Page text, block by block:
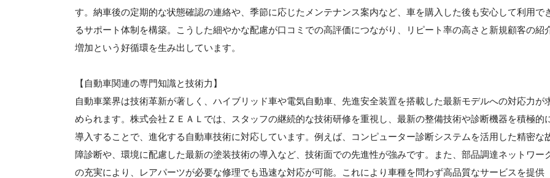
す。納車後の定期的な状態確認の連絡や、季節に応じたメンテナンス案内など、車を購入した後も安心して利用で
るサポート体制を構築。こうした細やかな配慮が口コミでの高評価につながり、リピート率の高さと新規顧客の紹
増加という好循環を生み出しています。
【自動車関連の専門知識と技術力】
自動車業界は技術革新が著しく、ハイブリッド車や電気自動車、先進安全装置を搭載した最新モデルへの対応力が
められます。株式会社ＺＥＡＬでは、スタッフの継続的な技術研修を重視し、最新の整備技術や診断機器を積極的
導入することで、進化する自動車技術に対応しています。例えば、コンピューター診断システムを活用した精密な
障診断や、環境に配慮した最新の塗装技術の導入など、技術面での先進性が強みです。また、部品調達ネットワー
の充実により、レアパーツが必要な修理でも迅速な対応が可能。これにより車種を問わず高品質なサービスを提供